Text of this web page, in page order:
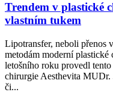
Trendem v plastické
vlastním tukem
Lipotransfer, neboli přenos
metodám moderní
letošního roku provedl
chirurgie Aesthevita MUDr.
či...